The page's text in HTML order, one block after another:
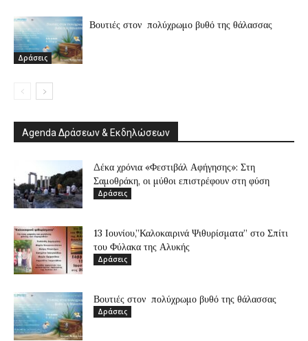
Δράσεις
Βουτιές στον πολύχρωμο βυθό της θάλασσας
Agenda Δράσεων & Εκδηλώσεων
Δέκα χρόνια «Φεστιβάλ Αφήγησης»: Στη
Σαμοθράκη, οι μύθοι επιστρέφουν στη φύση
Δράσεις
13 Ιουνίου,”Καλοκαιρινά Ψιθυρίσματα” στο Σπίτι
του Φύλακα της Αλυκής
Δράσεις
Βουτιές στον πολύχρωμο βυθό της θάλασσας
Δράσεις